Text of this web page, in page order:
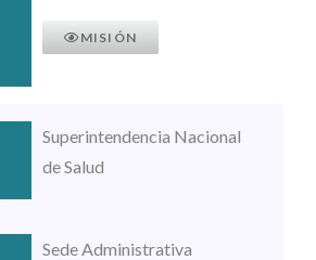
MISIÓN
Superintendencia Nacional
de Salud
Sede Administrativa